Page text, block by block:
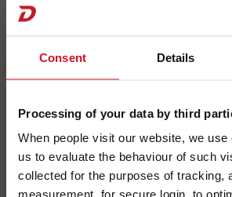
Consent Details
Processing of your data by third
When people visit our website, we
us to evaluate the behaviour of such
collected for the purposes of tracking,
measurement, for secure login, to
KÖK